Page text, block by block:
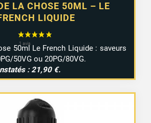
LA CHOSE 50ML – LE
LIQUIDE
50ml Le French Liquide : saveurs
50VG ou 20PG/80VG.
: 21,90 €.